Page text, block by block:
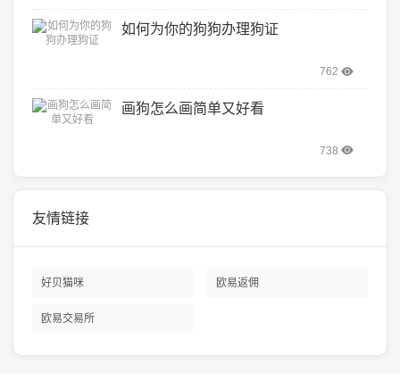
如何为你的狗狗办理狗证
762
画狗怎么画简单又好看
738
友情链接
好贝猫咪 欧易返佣
欧易交易所